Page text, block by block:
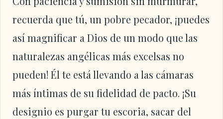
recuerda que tú, un pobre pecador, ¡puedes
así magnificar a Dios de un modo que las
naturalezas angélicas más excelsas no
pueden! Él te está llevando a las cámaras
más íntimas de su fidelidad de pacto. ¡Su
designio es purgar tu escoria, sacar del